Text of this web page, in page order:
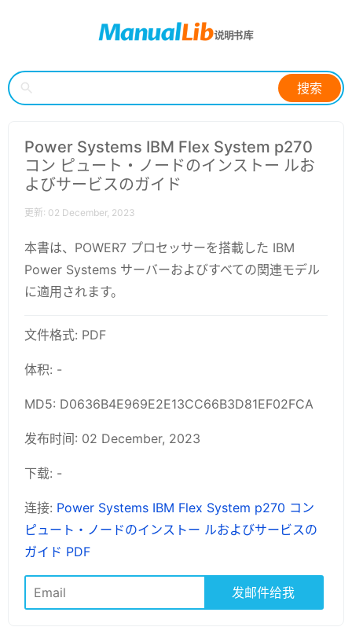
搜索
Power Systems IBM Flex System p270
コン ピュート・ノードのインストー ルお
よびサービスのガイド
更新: 02 December, 2023
本書は、POWER7 プロセッサーを搭載した IBM
Power Systems サーバーおよびすべての関連モデル
に適用されます。
文件格式: PDF
体积: -
MD5: D0636B4E969E2E13CC66B3D81EF02FCA
发布时间: 02 December, 2023
下载: -
连接: Power Systems IBM Flex System p270 コン
ピュート・ノードのインストー ルおよびサービスの
ガイド PDF
发邮件给我